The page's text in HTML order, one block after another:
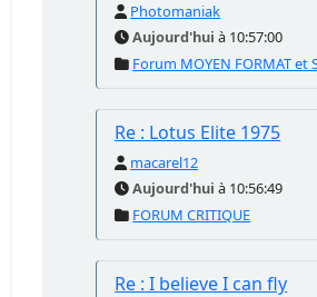
Photomaniak
Aujourd'hui à 10:57:00
Forum MOYEN FORMAT et
Re : Lotus Elite 1975
macarel12
Aujourd'hui à 10:56:49
FORUM CRITIQUE
Re : I believe I can fly